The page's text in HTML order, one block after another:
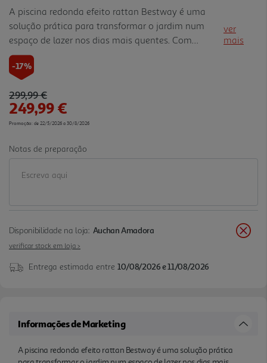
Link
para
a
mesma
página.
A piscina redonda efeito rattan Bestway é uma
solução prática para transformar o jardim num
espaço de lazer nos dias mais quentes. Com
366x100 cm, oferece uma área confortável para
brincar, refrescar e aproveitar momentos em
família. O acabamento efeito r attan dá um aspeto
mais decorativo ao jardim, enquanto a bomba e a
escada completam a utilização. O formato foi
pensado para uma utilização simples em casa, com
manutenção regular da água. É uma escolha
cómoda e pronta para usar com maior facilidade.
ver
mais
-17%
Price reduced from
299,99 €to
249,99 €
Promoção: de 22/5/2026 a 30/8/2026
Notas de preparação
Disponibilidade na loja: Auchan Amadora
verificar stock em loja >
Entrega estimada entre 10/08/2026 e 11/08/2026
Informações de Marketing
A piscina redonda efeito rattan Bestway é uma solução prática